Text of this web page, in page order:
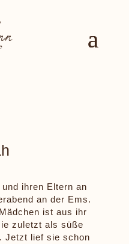
ihren Eltern an
an der Ems.
ist aus ihr
zuletzt als süße
Jetzt lief sie schon